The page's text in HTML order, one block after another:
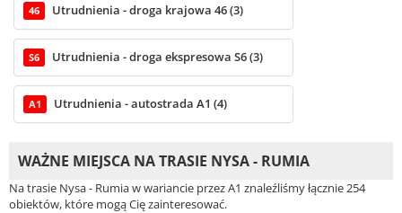
46 Utrudnienia - droga krajowa 46 (3)
S6 Utrudnienia - droga ekspresowa S6 (3)
A1 Utrudnienia - autostrada A1 (4)
WAŻNE MIEJSCA NA TRASIE NYSA - RUMIA
Na trasie Nysa - Rumia w wariancie przez A1 znaleźliśmy łącznie 254
obiektów, które mogą Cię zainteresować.